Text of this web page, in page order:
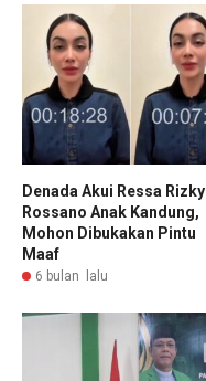
Denada Akui Ressa Rizky
Rossano Anak Kandung,
Mohon Dibukakan Pintu
Maaf
6 bulan lalu